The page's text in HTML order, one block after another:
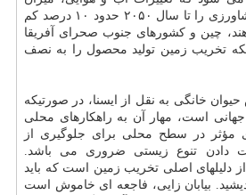
كشاورزی را تا سال ۲۰۵۰ حدود ۱۰ درصد كم
هند، چین و كشورهای جنوب صحرای آفریقا
تخریب زمین تولید محصول را به نصف
خانگی به نقل از ایسنا، در صورتیكه
است، مهار آن به راهكارهای محلی
مؤثر در سطح محلی برای جلوگیری از
دادن تنوع زیستی ضروری می باشد.
دلیلهای اصلی تخریب زمین است كه باید
بیابان زایی، فاجعه ای خاموش است